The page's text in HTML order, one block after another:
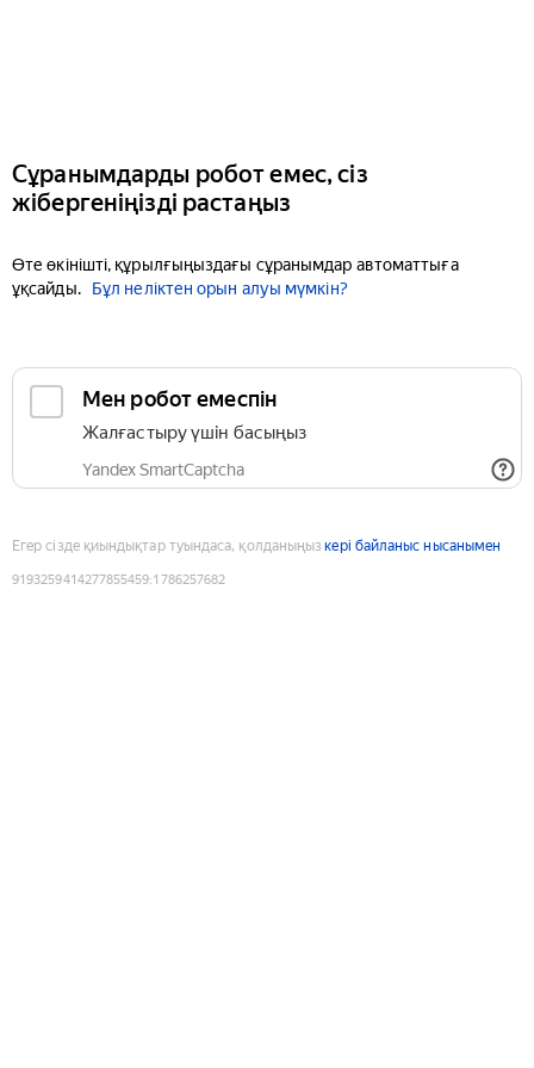
Сұранымдарды робот емес, сіз
жібергеніңізді растаңыз
Өте өкінішті, құрылғыңыздағы сұранымдар автоматтыға
ұқсайды.
Бұл неліктен орын алуы мүмкін?
Мен робот емеспін
Жалғастыру үшін басыңыз
Yandex SmartCaptcha
Егер сізде қиындықтар туындаса, қолданыңыз кері байланыс нысанымен
9193259414277855459:1786257682